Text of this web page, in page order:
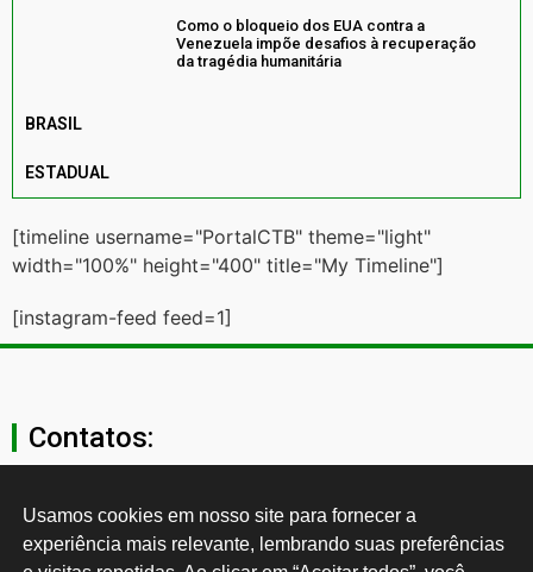
Como o bloqueio dos EUA contra a
Venezuela impõe desafios à recuperação
da tragédia humanitária
BRASIL
ESTADUAL
[timeline username="PortalCTB" theme="light"
width="100%" height="400" title="My Timeline"]
[instagram-feed feed=1]
Contatos:
secgeral@ctb.org.br
11 3874-0040
Usamos cookies em nosso site para fornecer a
experiência mais relevante, lembrando suas preferências